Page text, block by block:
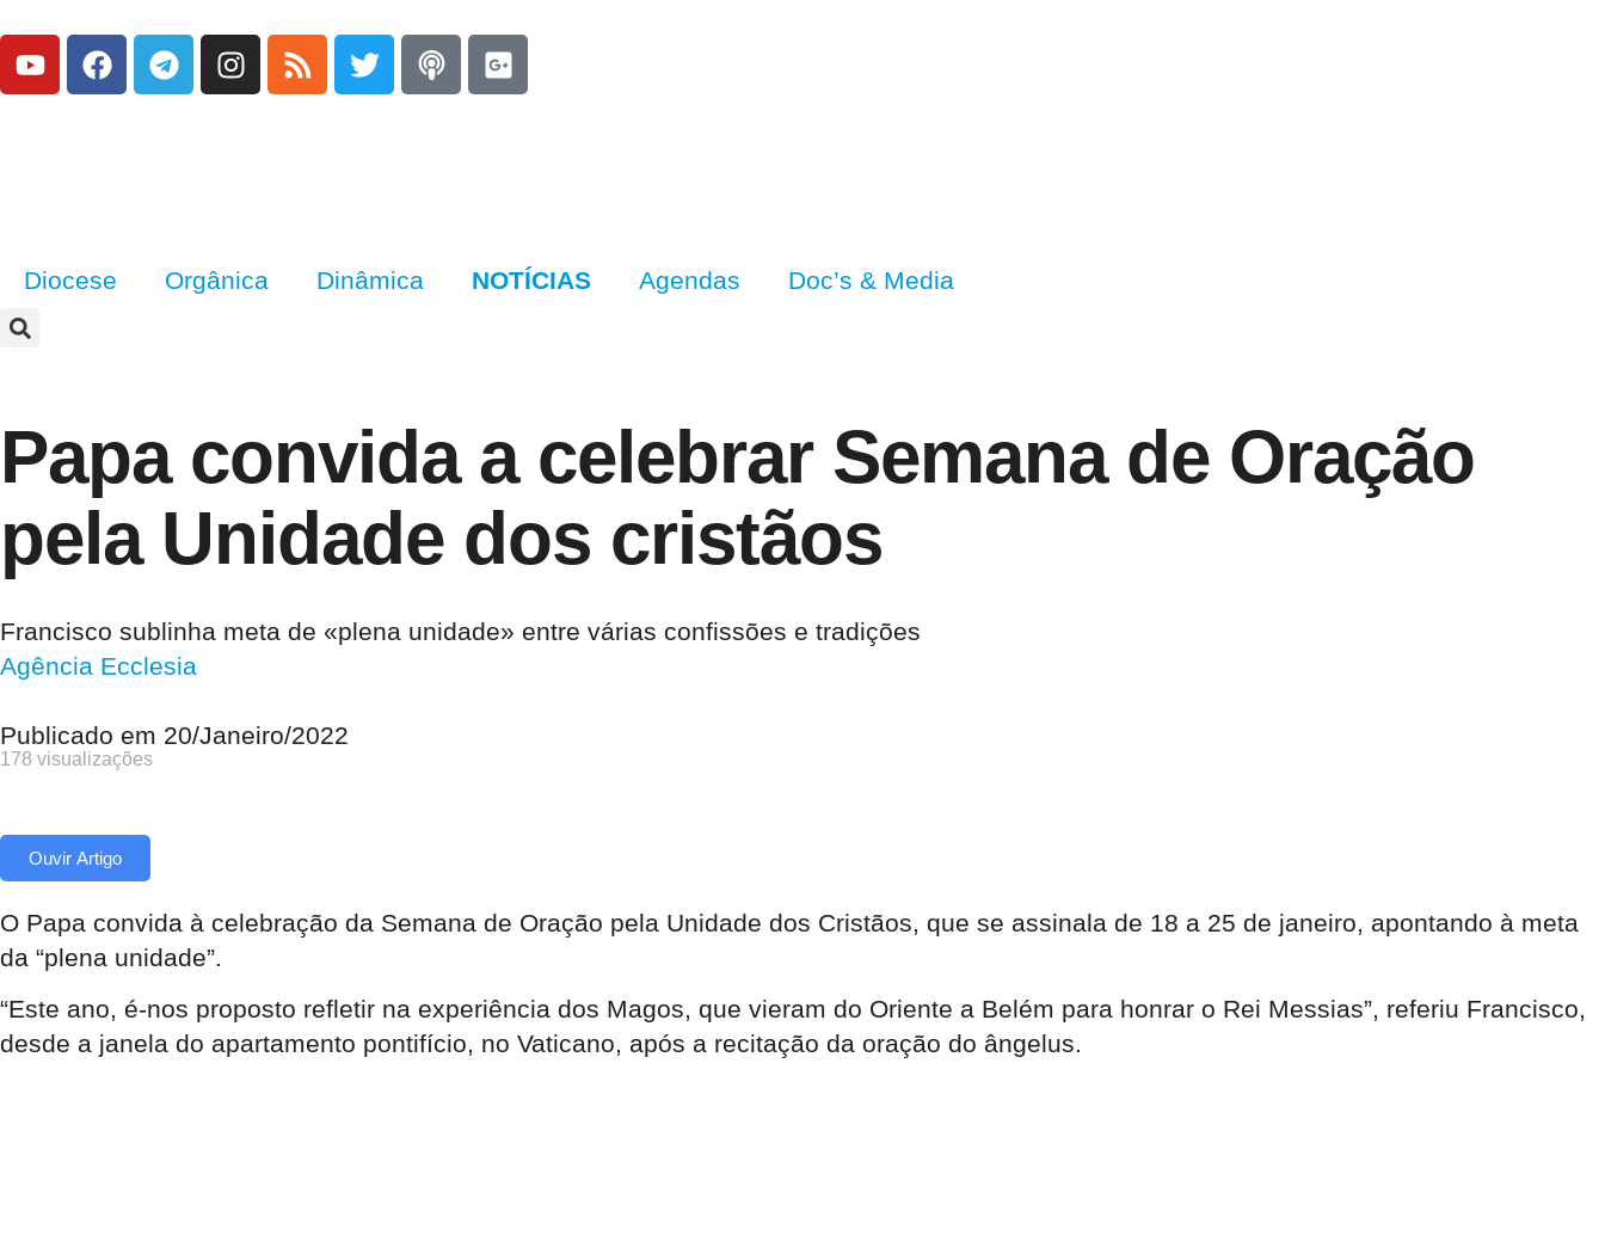
Diocese Orgânica Dinâmica NOTÍCIAS Agendas Doc’s & Media
Papa convida a celebrar Semana de Oração
pela Unidade dos cristãos
Francisco sublinha meta de «plena unidade» entre várias confissões e tradições
Agência Ecclesia
Publicado em 20/Janeiro/2022
178 visualizações
Ouvir Artigo
O Papa convida à celebração da Semana de Oração pela Unidade dos Cristãos, que se assinala de 18 a 25 de janeiro, apontando à meta
da “plena unidade”.
“Este ano, é-nos proposto refletir na experiência dos Magos, que vieram do Oriente a Belém para honrar o Rei Messias”, referiu Francisco,
desde a janela do apartamento pontifício, no Vaticano, após a recitação da oração do ângelus.